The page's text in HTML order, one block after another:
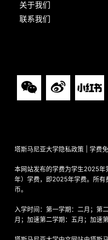
关于我们
联系我们
塔斯马尼亚大学隐私政策 学费
本网站发布的学费为学生2025
年）学费，即2025年学费。所
币。
入学时间：第一学期：二月；第
月；加速第二学期：五月；加速